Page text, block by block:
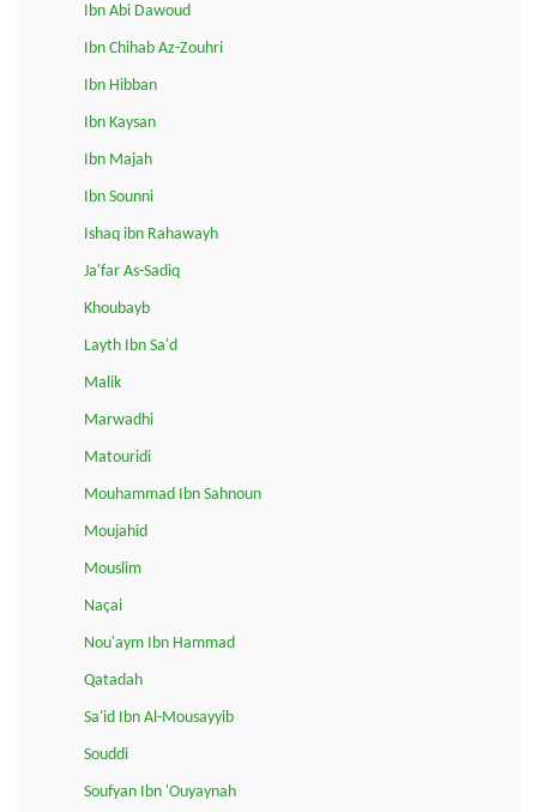
Ibn Abi Dawoud
Ibn Chihab Az-Zouhri
Ibn Hibban
Ibn Kaysan
Ibn Majah
Ibn Sounni
Ishaq ibn Rahawayh
Ja'far As-Sadiq
Khoubayb
Layth Ibn Sa'd
Malik
Marwadhi
Matouridi
Mouhammad Ibn Sahnoun
Moujahid
Mouslim
Naçai
Nou'aym Ibn Hammad
Qatadah
Sa'id Ibn Al-Mousayyib
Souddi
Soufyan Ibn 'Ouyaynah